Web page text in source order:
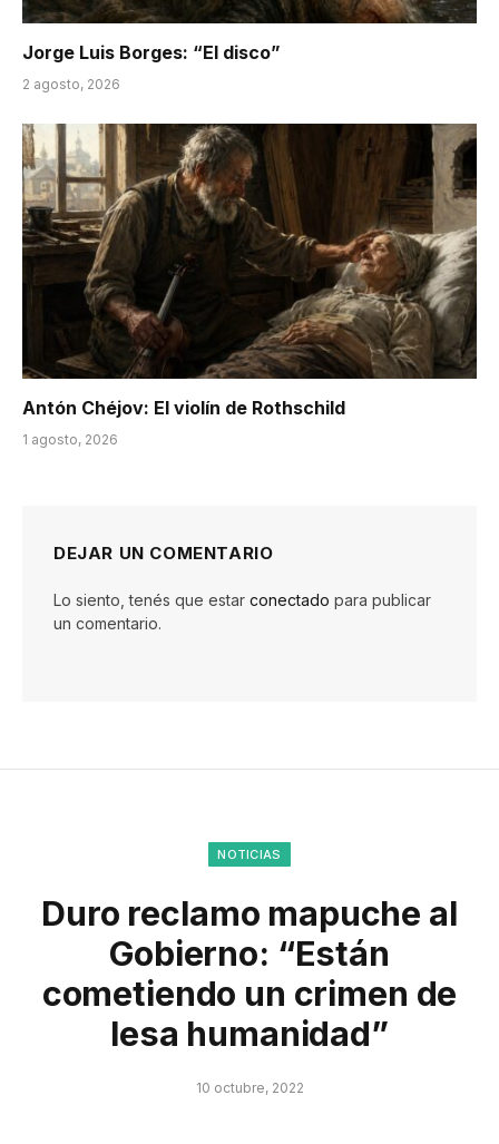
Jorge Luis Borges: “El disco”
2 agosto, 2026
Antón Chéjov: El violín de Rothschild
1 agosto, 2026
DEJAR UN COMENTARIO
Lo siento, tenés que estar conectado para publicar
un comentario.
NOTICIAS
Duro reclamo mapuche al
Gobierno: “Están
cometiendo un crimen de
lesa humanidad”
10 octubre, 2022